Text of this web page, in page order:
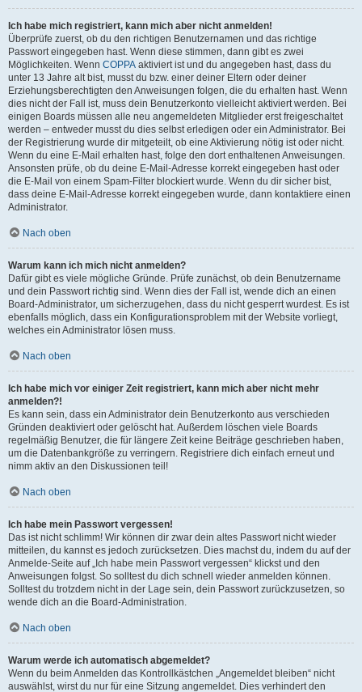
Ich habe mich registriert, kann mich aber nicht anmelden!
Überprüfe zuerst, ob du den richtigen Benutzernamen und das richtige
Passwort eingegeben hast. Wenn diese stimmen, dann gibt es zwei
Möglichkeiten. Wenn COPPA aktiviert ist und du angegeben hast, dass du
unter 13 Jahre alt bist, musst du bzw. einer deiner Eltern oder deiner
Erziehungsberechtigten den Anweisungen folgen, die du erhalten hast. Wenn
dies nicht der Fall ist, muss dein Benutzerkonto vielleicht aktiviert werden. Bei
einigen Boards müssen alle neu angemeldeten Mitglieder erst freigeschaltet
werden – entweder musst du dies selbst erledigen oder ein Administrator. Bei
der Registrierung wurde dir mitgeteilt, ob eine Aktivierung nötig ist oder nicht.
Wenn du eine E-Mail erhalten hast, folge den dort enthaltenen Anweisungen.
Ansonsten prüfe, ob du deine E-Mail-Adresse korrekt eingegeben hast oder
die E-Mail von einem Spam-Filter blockiert wurde. Wenn du dir sicher bist,
dass deine E-Mail-Adresse korrekt eingegeben wurde, dann kontaktiere einen
Administrator.
Nach oben
Warum kann ich mich nicht anmelden?
Dafür gibt es viele mögliche Gründe. Prüfe zunächst, ob dein Benutzername
und dein Passwort richtig sind. Wenn dies der Fall ist, wende dich an einen
Board-Administrator, um sicherzugehen, dass du nicht gesperrt wurdest. Es ist
ebenfalls möglich, dass ein Konfigurationsproblem mit der Website vorliegt,
welches ein Administrator lösen muss.
Nach oben
Ich habe mich vor einiger Zeit registriert, kann mich aber nicht mehr
anmelden?!
Es kann sein, dass ein Administrator dein Benutzerkonto aus verschieden
Gründen deaktiviert oder gelöscht hat. Außerdem löschen viele Boards
regelmäßig Benutzer, die für längere Zeit keine Beiträge geschrieben haben,
um die Datenbankgröße zu verringern. Registriere dich einfach erneut und
nimm aktiv an den Diskussionen teil!
Nach oben
Ich habe mein Passwort vergessen!
Das ist nicht schlimm! Wir können dir zwar dein altes Passwort nicht wieder
mitteilen, du kannst es jedoch zurücksetzen. Dies machst du, indem du auf der
Anmelde-Seite auf „Ich habe mein Passwort vergessen“ klickst und den
Anweisungen folgst. So solltest du dich schnell wieder anmelden können.
Solltest du trotzdem nicht in der Lage sein, dein Passwort zurückzusetzen, so
wende dich an die Board-Administration.
Nach oben
Warum werde ich automatisch abgemeldet?
Wenn du beim Anmelden das Kontrollkästchen „Angemeldet bleiben“ nicht
auswählst, wirst du nur für eine Sitzung angemeldet. Dies verhindert den